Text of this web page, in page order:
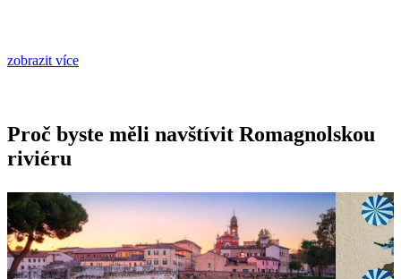
zobrazit více
Proč byste měli navštívit Romagnolskou
riviéru